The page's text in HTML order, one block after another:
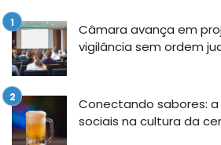
Câmara avança em
vigilância sem ordem
Conectando sabores:
sociais na cultura da